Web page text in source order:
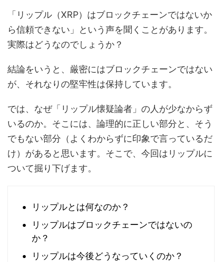
「リップル（XRP）はブロックチェーンではないか
ら信頼できない」という声を聞くことがあります。
実際はどうなのでしょうか？
結論をいうと、厳密にはブロックチェーンではない
が、それなりの堅牢性は保持しています。
では、なぜ「リップル懐疑論者」の人が少なからず
いるのか。そこには、論理的に正しい部分と、そう
でもない部分（よくわからずに印象で言っているだ
け）があると思います。そこで、今回はリップルに
ついて掘り下げます。
リップルとは何なのか？
リップルはブロックチェーンではないの
か？
リップルは今後どうなっていくのか？